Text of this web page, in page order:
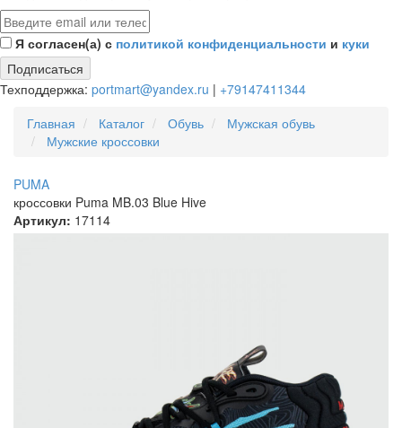
Я согласен(а) с политикой конфиденциальности и куки
Подписаться
Техподдержка: portmart@yandex.ru | +79147411344
Главная
Каталог Обувь
Мужская обувь
Мужские кроссовки
PUMA
кроссовки Puma MB.03 Blue Hive
Артикул: 17114